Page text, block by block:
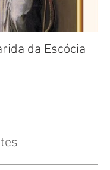
da Escócia